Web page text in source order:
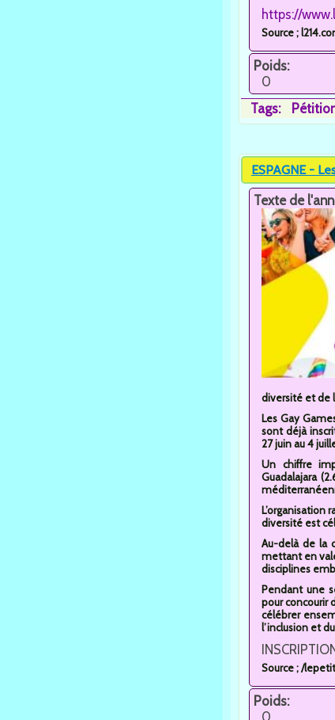
https://
Source ;
Poids:
0
Tags:
ESPAGNE -
Texte de
diversité et de
Les Gay
sont déjà
27 juin au 4
Un chiffre
Guadalajara
L’organisation
diversité est
Au-delà de la
mettant en
disciplines
Pendant une
pour concourir
célébrer
l’inclusion et
Source ; /
Poids:
0